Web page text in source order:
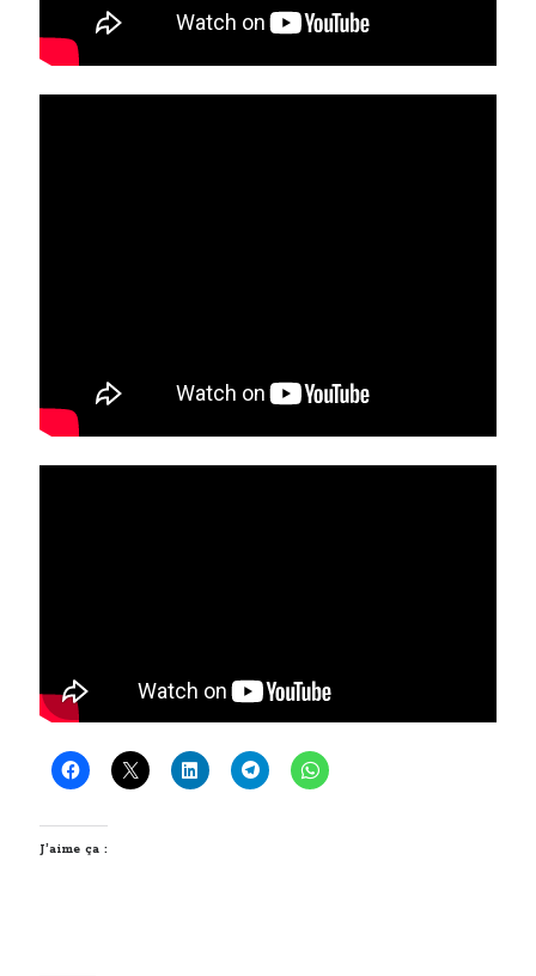
J’aime ça :